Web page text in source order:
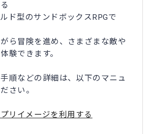
ド型のサンドボックスRPGで
ら冒険を進め、さまざまな敵や
験できます。
順などの詳細は、以下のマニュ
さい。
リイメージを利用する